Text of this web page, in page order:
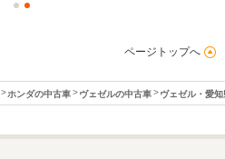
ページトップへ
ホンダの中古車 ヴェゼルの中古車 ヴェゼル・愛